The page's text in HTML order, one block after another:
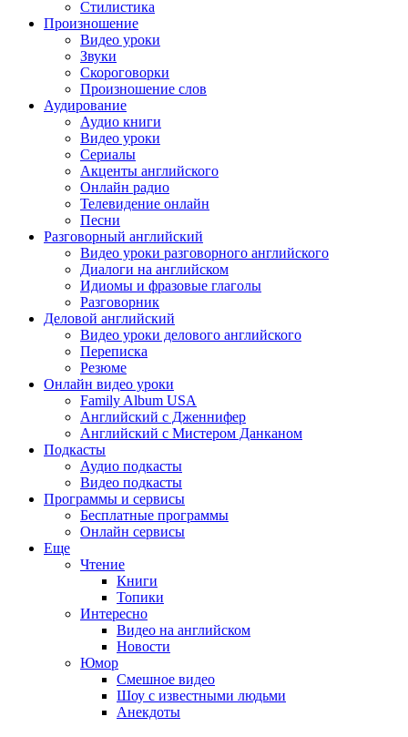
Стилистика
Произношение
Видео уроки
Звуки
Скороговорки
Произношение слов
Аудирование
Аудио книги
Видео уроки
Сериалы
Акценты английского
Онлайн радио
Телевидение онлайн
Песни
Разговорный английский
Видео уроки разговорного английского
Диалоги на английском
Идиомы и фразовые глаголы
Разговорник
Деловой английский
Видео уроки делового английского
Переписка
Резюме
Онлайн видео уроки
Family Album USA
Английский с Дженнифер
Английский с Мистером Данканом
Подкасты
Аудио подкасты
Видео подкасты
Программы и сервисы
Бесплатные программы
Онлайн сервисы
Еще
Чтение
Книги
Топики
Интересно
Видео на английском
Новости
Юмор
Смешное видео
Шоу с известными людьми
Анекдоты